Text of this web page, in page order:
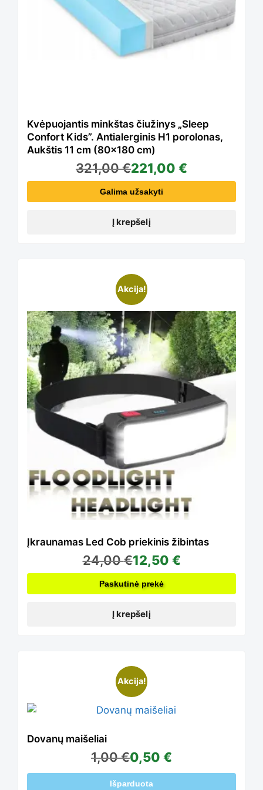
Kvėpuojantis minkštas čiužinys „Sleep
Confort Kids”. Antialerginis H1 porolonas,
Aukštis 11 cm (80×180 cm)
321,00€221,00 €
Galima užsakyti
Į krepšelį
Akcija!
Įkraunamas Led Cob priekinis žibintas
24,00€12,50 €
Paskutinė prekė
Į krepšelį
Akcija!
Dovanų maišeliai
1,00€0,50 €
Išparduota
product
has